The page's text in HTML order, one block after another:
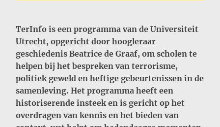
TerInfo is een programma van de Universiteit
Utrecht, opgericht door hoogleraar
geschiedenis Beatrice de Graaf, om scholen te
helpen bij het bespreken van terrorisme,
politiek geweld en heftige gebeurtenissen in de
samenleving. Het programma heeft een
historiserende insteek en is gericht op het
overdragen van kennis en het bieden van